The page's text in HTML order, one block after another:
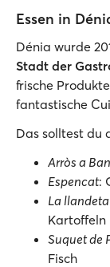
Essen in
Dénia wurde
Stadt der
frische
fantastische
Das solltest du
Arròs a
Espencat:
La llandeta
Kartoffeln
Suquet de
Fisch